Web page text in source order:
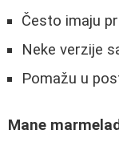
Često imaju
Neke verzije
Pomažu u
Mane